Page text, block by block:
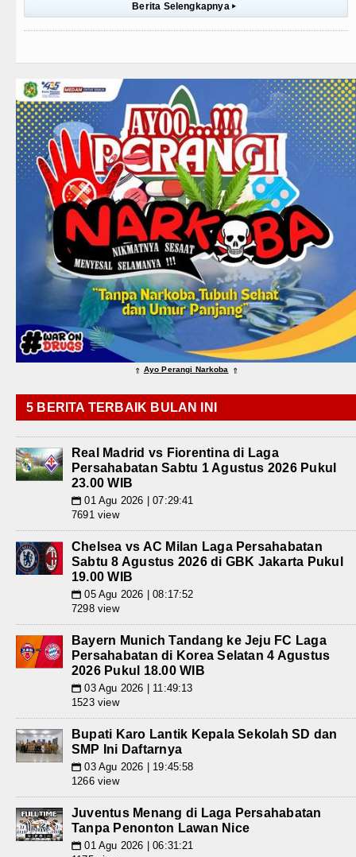
Berita Selengkapnya ▸
⇑ Ayo Perangi Narkoba ⇑
5 BERITA TERBAIK BULAN INI
Real Madrid vs Fiorentina di Laga
Persahabatan Sabtu 1 Agustus 2026 Pukul
23.00 WIB
📅 01 Agu 2026 | 07:29:41
7691 view
Chelsea vs AC Milan Laga Persahabatan
Sabtu 8 Agustus 2026 di GBK Jakarta Pukul
19.00 WIB
📅 05 Agu 2026 | 08:17:52
7298 view
Bayern Munich Tandang ke Jeju FC Laga
Persahabatan di Korea Selatan 4 Agustus
2026 Pukul 18.00 WIB
📅 03 Agu 2026 | 11:49:13
1523 view
Bupati Karo Lantik Kepala Sekolah SD dan
SMP Ini Daftarnya
📅 03 Agu 2026 | 19:45:58
1266 view
Juventus Menang di Laga Persahabatan
Tanpa Penonton Lawan Nice
📅 01 Agu 2026 | 06:31:21